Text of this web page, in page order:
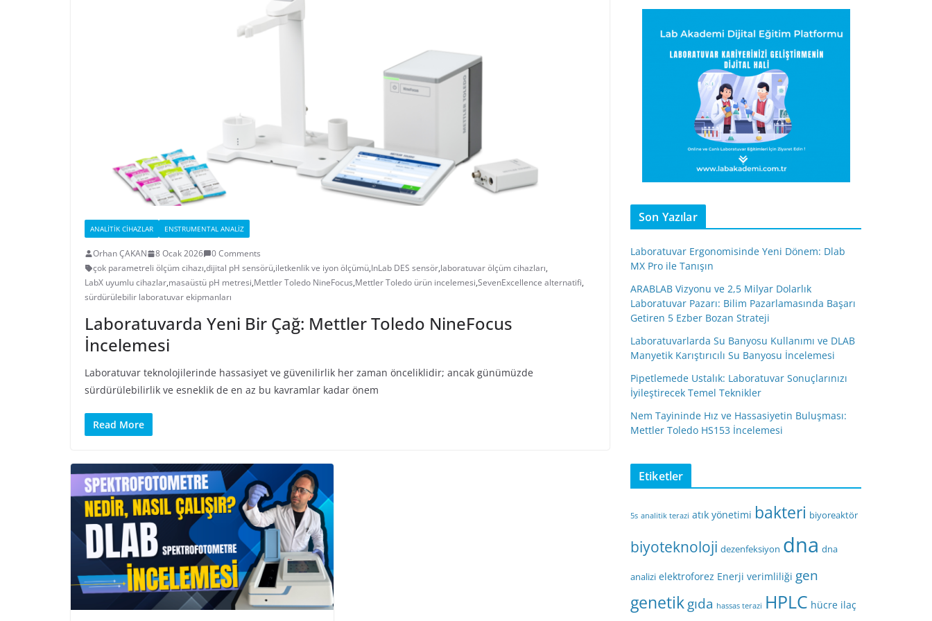
ANALITIK CIHAZLAR ENSTRUMENTAL ANALIZ
Orhan ÇAKAN 8 Ocak 2026
0 Comments
çok parametreli ölçüm cihazı,dijital pH sensörü,iletkenlik ve iyon ölçümü,InLab DES sensör,laboratuvar ölçüm cihazları,
LabX uyumlu cihazlar,masaüstü pH metresi,Mettler Toledo NineFocus,Mettler Toledo ürün incelemesi,SevenExcellence alternatifi,
sürdürülebilir laboratuvar ekipmanları
Laboratuvarda Yeni Bir Çağ: Mettler Toledo NineFocus
İncelemesi
Laboratuvar teknolojilerinde hassasiyet ve güvenilirlik her zaman önceliklidir; ancak günümüzde
sürdürülebilirlik ve esneklik de en az bu kavramlar kadar önem
Read More
Son Yazılar
Laboratuvar Ergonomisinde Yeni Dönem: Dlab
MX Pro ile Tanışın
ARABLAB Vizyonu ve 2,5 Milyar Dolarlık
Laboratuvar Pazarı: Bilim Pazarlamasında Başarı
Getiren 5 Ezber Bozan Strateji
Laboratuvarlarda Su Banyosu Kullanımı ve DLAB
Manyetik Karıştırıcılı Su Banyosu İncelemesi
Pipetlemede Ustalık: Laboratuvar Sonuçlarınızı
İyileştirecek Temel Teknikler
Nem Tayininde Hız ve Hassasiyetin Buluşması:
Mettler Toledo HS153 İncelemesi
Etiketler
5s analitik terazi atık yönetimi bakteri biyoreaktör
biyoteknoloji dezenfeksiyon dna dna
analizi elektroforez Enerji verimliliği gen
genetikgıda hassas terazi HPLC hücre ilaç